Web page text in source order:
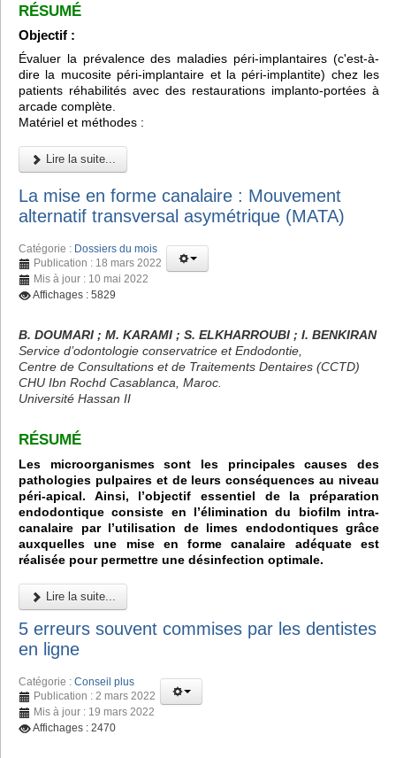
RÉSUMÉ
Objectif :
Évaluer la prévalence des maladies péri-implantaires (c'est-à-
dire la mucosite péri-implantaire et la péri-implantite) chez les
patients réhabilités avec des restaurations implanto-portées à
arcade complète.
Matériel et méthodes :
Lire la suite...
La mise en forme canalaire : Mouvement
alternatif transversal asymétrique (MATA)
Catégorie : Dossiers du mois
Publication : 18 mars 2022
Mis à jour : 10 mai 2022
Affichages : 5829
B. DOUMARI ; M. KARAMI ; S. ELKHARROUBI ; I. BENKIRAN
Service d’odontologie conservatrice et Endodontie,
Centre de Consultations et de Traitements Dentaires (CCTD)
CHU Ibn Rochd Casablanca, Maroc.
Université Hassan II
RÉSUMÉ
Les microorganismes sont les principales causes des
pathologies pulpaires et de leurs conséquences au niveau
péri-apical. Ainsi, l’objectif essentiel de la préparation
endodontique consiste en l’élimination du biofilm intra-
canalaire par l’utilisation de limes endodontiques grâce
auxquelles une mise en forme canalaire adéquate est
réalisée pour permettre une désinfection optimale.
Lire la suite...
5 erreurs souvent commises par les dentistes
en ligne
Catégorie : Conseil plus
Publication : 2 mars 2022
Mis à jour : 19 mars 2022
Affichages : 2470